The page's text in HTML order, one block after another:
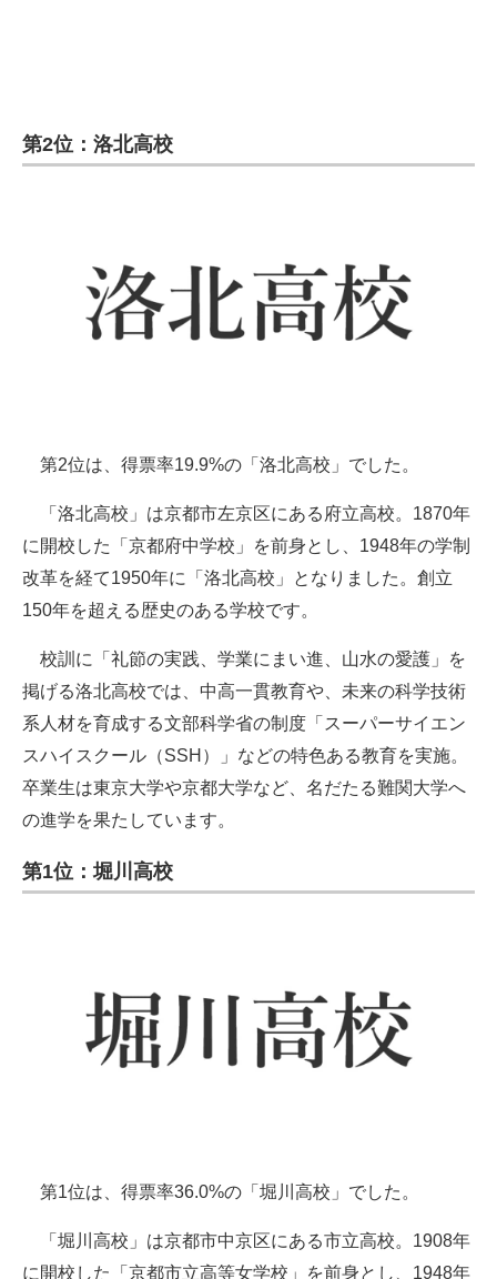
第2位：洛北高校
第2位は、得票率19.9%の「洛北高校」でした。
「洛北高校」は京都市左京区にある府立高校。1870年
に開校した「京都府中学校」を前身とし、1948年の学制
改革を経て1950年に「洛北高校」となりました。創立
150年を超える歴史のある学校です。
校訓に「礼節の実践、学業にまい進、山水の愛護」を
掲げる洛北高校では、中高一貫教育や、未来の科学技術
系人材を育成する文部科学省の制度「スーパーサイエン
スハイスクール（SSH）」などの特色ある教育を実施。
卒業生は東京大学や京都大学など、名だたる難関大学へ
の進学を果たしています。
第1位：堀川高校
第1位は、得票率36.0%の「堀川高校」でした。
「堀川高校」は京都市中京区にある市立高校。1908年
に開校した「京都市立高等女学校」を前身とし、1948年